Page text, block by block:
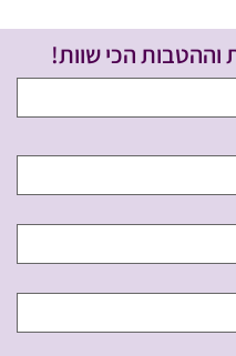
הכי שוות!